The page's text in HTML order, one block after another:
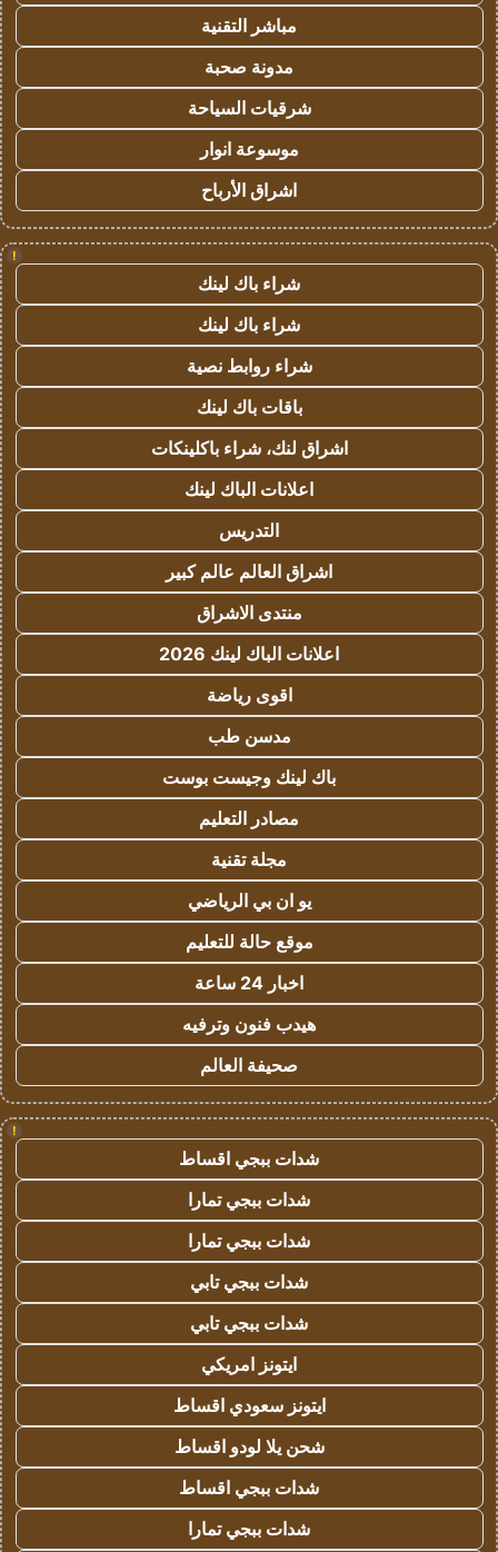
مباشر التقنية
مدونة صحبة
شرقيات السياحة
موسوعة انوار
اشراق الأرباح
!
شراء باك لينك
شراء باك لينك
شراء روابط نصية
باقات باك لينك
اشراق لنك، شراء باكلينكات
اعلانات الباك لينك
التدريس
اشراق العالم عالم كبير
منتدى الاشراق
اعلانات الباك لينك 2026
اقوى رياضة
مدسن طب
باك لينك وجيست بوست
مصادر التعليم
مجلة تقنية
يو ان بي الرياضي
موقع حالة للتعليم
اخبار 24 ساعة
هيدب فنون وترفيه
صحيفة العالم
!
شدات ببجي اقساط
شدات ببجي تمارا
شدات ببجي تمارا
شدات ببجي تابي
شدات ببجي تابي
ايتونز امريكي
ايتونز سعودي اقساط
شحن يلا لودو اقساط
شدات ببجي اقساط
شدات ببجي تمارا